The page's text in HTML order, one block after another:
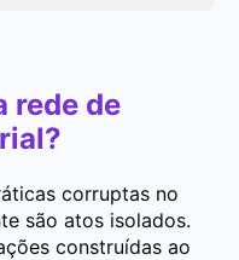
rede de
corruptas no
são atos isolados.
construídas ao